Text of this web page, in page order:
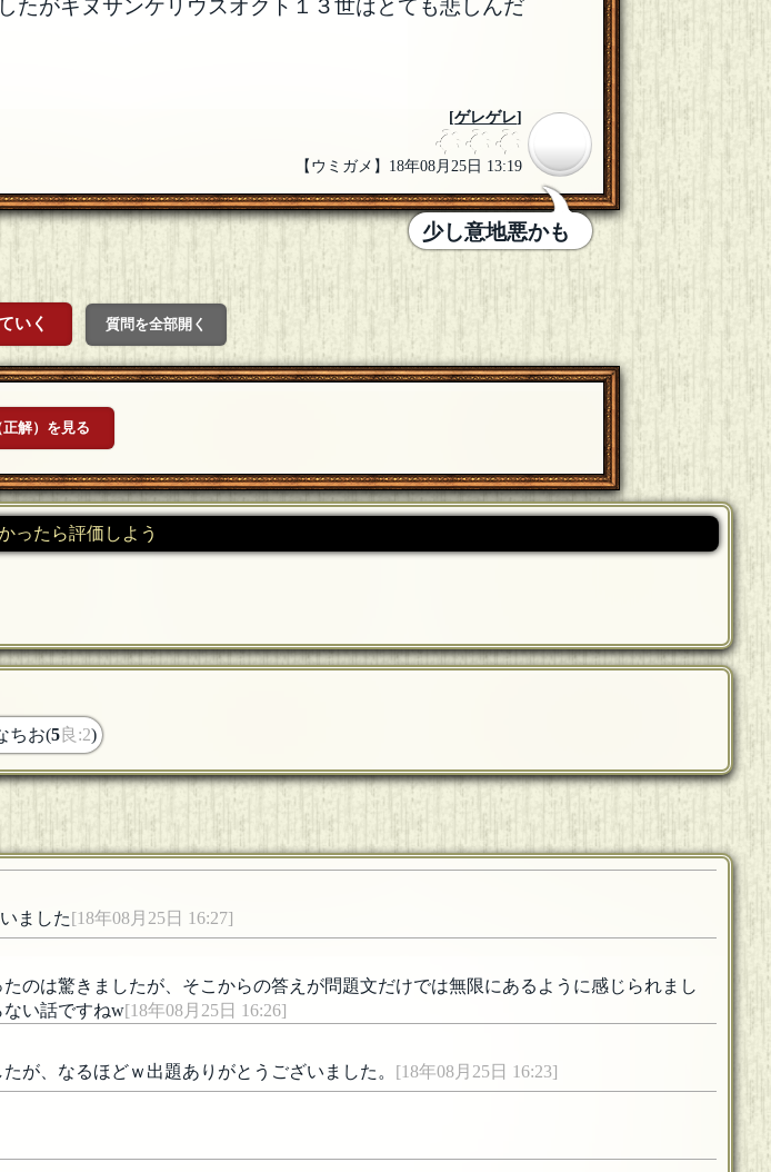
たがキヌサンケリウスオクト１３世はとても悲しんだ
[ゲレゲレ]
【ウミガメ】18年08月25日 13:19
少し意地悪かも
いく 質問を全部開く
解）を見る
ったら評価しよう
ちお(5良:2)
ました [18年08月25日 16:27]
は驚きましたが、そこからの答えが問題文だけでは無限にあるように感じられまし
い話ですねw[18年08月25日 16:26]
が、なるほどｗ出題ありがとうございました。
[18年08月25日 16:23]